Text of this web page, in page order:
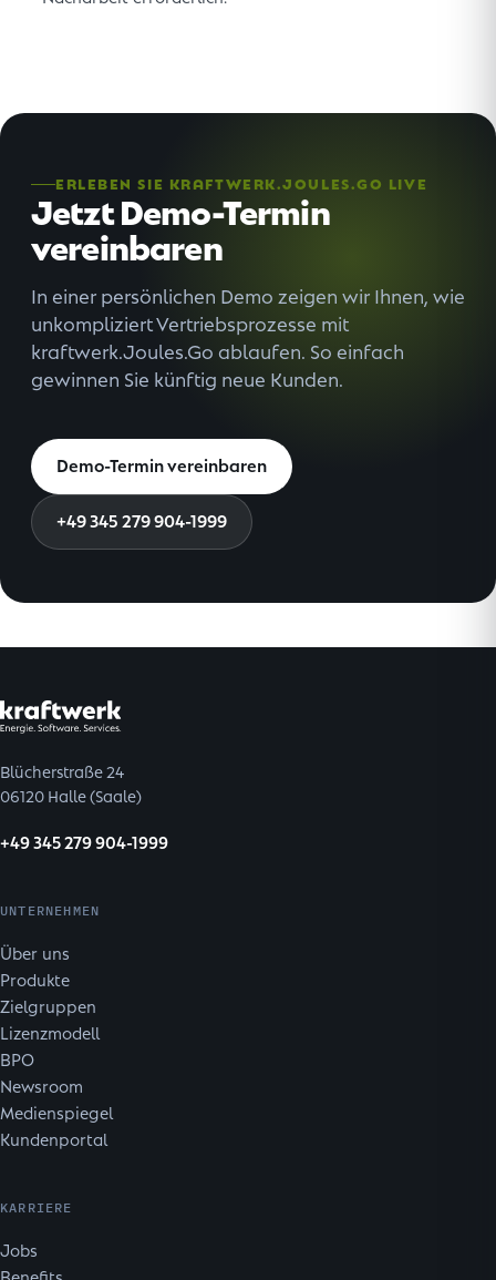
ERLEBEN SIE KRAFTWERK.JOULES.GO LIVE
Jetzt Demo-Termin
vereinbaren
In einer persönlichen Demo zeigen wir Ihnen, wie
unkompliziert Vertriebsprozesse mit
kraftwerk.Joules.Go ablaufen. So einfach
gewinnen Sie künftig neue Kunden.
Demo-Termin vereinbaren
+49 345 279 904-1999
Blücherstraße 24
06120 Halle (Saale)
+49 345 279 904-1999
UNTERNEHMEN
Über uns
Produkte
Zielgruppen
Lizenzmodell
BPO
Newsroom
Medienspiegel
Kundenportal
KARRIERE
Jobs